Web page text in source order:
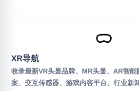
XR导航
收录最新VR头显品牌、MR头显、AR智能
案、交互传感器、游戏内容平台、行业新